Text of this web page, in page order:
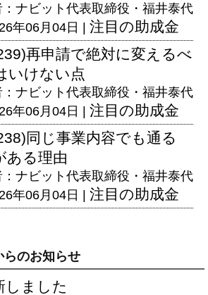
：ナビット代表取締役・福井泰代
年06月04日 | 注目の助成金
再申請で絶対に変えるべ
いけない点
：ナビット代表取締役・福井泰代
年06月04日 | 注目の助成金
同じ事業内容でも通る
ある理由
：ナビット代表取締役・福井泰代
年06月04日 | 注目の助成金
らのお知らせ
しました